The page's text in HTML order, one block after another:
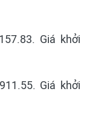
Giá khởi
Giá khởi